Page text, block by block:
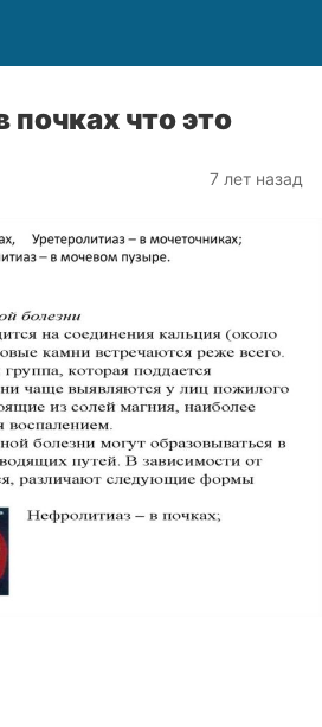
что это
7 лет назад